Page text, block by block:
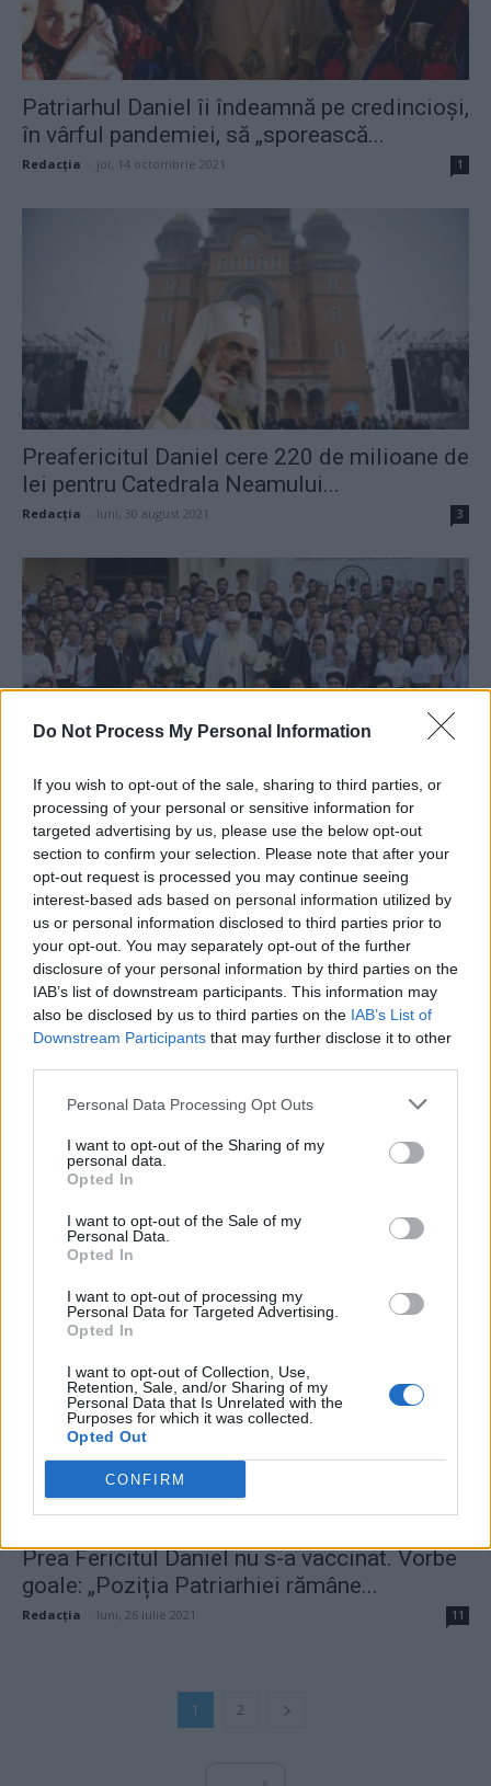
Do Not Process My Personal Information
If you wish to opt-out of the sale, sharing to third parties, or
processing of your personal or sensitive information for
targeted advertising by us, please use the below opt-out
section to confirm your selection. Please note that after your
opt-out request is processed you may continue seeing
interest-based ads based on personal information utilized by
us or personal information disclosed to third parties prior to
your opt-out. You may separately opt-out of the further
disclosure of your personal information by third parties on the
IAB’s list of downstream participants. This information may
also be disclosed by us to third parties on the IAB’s List of
Downstream Participants that may further disclose it to other
Personal Data Processing Opt Outs
I want to opt-out of the Sharing of my
personal data.
Opted In
I want to opt-out of the Sale of my
Personal Data.
Opted In
I want to opt-out of processing my
Personal Data for Targeted Advertising.
Opted In
I want to opt-out of Collection, Use,
Retention, Sale, and/or Sharing of my
Personal Data that Is Unrelated with the
Purposes for which it was collected.
Opted Out
CONFIRM
Patriarhul Daniel îi îndeamnă pe credincioși,
în vârful pandemiei, să „sporească...
Redacţia joi, 14 octombrie 2021 1
Preafericitul Daniel cere 220 de milioane de
lei pentru Catedrala Neamului...
Redacţia luni, 30 august 2021 3
Mizele fundamentalismului etno-religios de
factură legionară promovat la „Serbarea de
la...
Vladimir Munteanu miercuri, 18 august 2021
Liderul Ligii Studenților Iași, discurs
legionaroid aplaudat de Patriarhul Daniel
Redacţia miercuri, 18 august 2021
Prea Fericitul Daniel nu s-a vaccinat. Vorbe
goale: „Poziția Patriarhiei rămâne...
Redacţia luni, 26 iulie 2021 11
1 2